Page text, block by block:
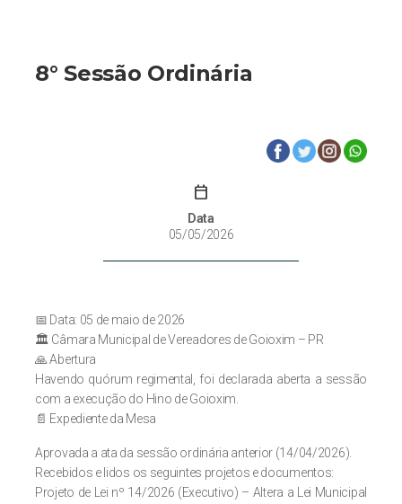
8° Sessão Ordinária
calendar_today
Data
05/05/2026
📅 Data: 05 de maio de 2026
🏛️ Câmara Municipal de Vereadores de Goioxim – PR
🙏 Abertura
Havendo quórum regimental, foi declarada aberta a sessão
com a execução do Hino de Goioxim.
📄 Expediente da Mesa
Aprovada a ata da sessão ordinária anterior (14/04/2026).
Recebidos e lidos os seguintes projetos e documentos:
Projeto de Lei nº 14/2026 (Executivo) – Altera a Lei Municipal